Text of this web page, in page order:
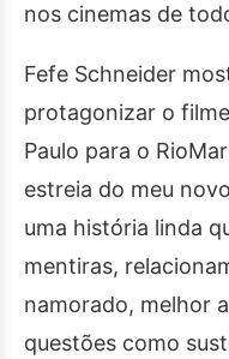
nos cinemas de
Fefe Schneider
protagonizar o
Paulo para o
estreia do meu
uma história linda
mentiras,
namorado, melhor
questões como